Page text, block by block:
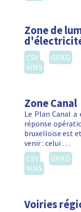
Zone de
CSV GPKG
WMS
Zone Canal
Le Plan Canal
réponse
bruxelloise est
venir : celui …
CSV
GPKG
WMS
Voiries